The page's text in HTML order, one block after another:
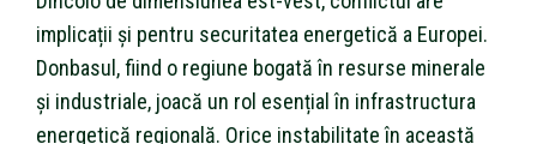
implicații și pentru securitatea energetică a Europei.
Donbasul, fiind o regiune bogată în resurse minerale
și industriale, joacă un rol esențial în infrastructura
energetică regională. Orice instabilitate în această